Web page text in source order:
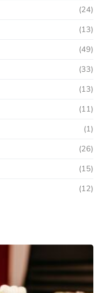
(24)
(13)
(49)
(33)
(13)
(11)
(1)
(26)
(15)
(12)